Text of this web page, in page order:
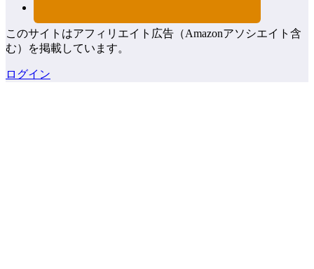
このサイトはアフィリエイト広告（Amazonアソシエイト含
む）を掲載しています。
ログイン